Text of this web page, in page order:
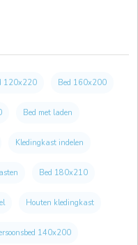
120x220 Bed 160x200
Bed met laden
Kledingkast indelen
Bed 180x210
Houten kledingkast
140x200